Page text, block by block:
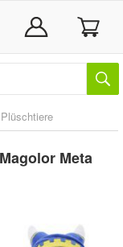
Meta